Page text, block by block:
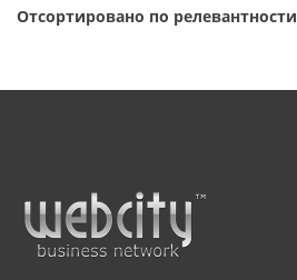
Отсортировано по релевантности